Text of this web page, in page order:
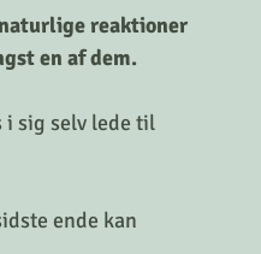
reaktioner
en af dem.
i sig selv lede til
ende kan